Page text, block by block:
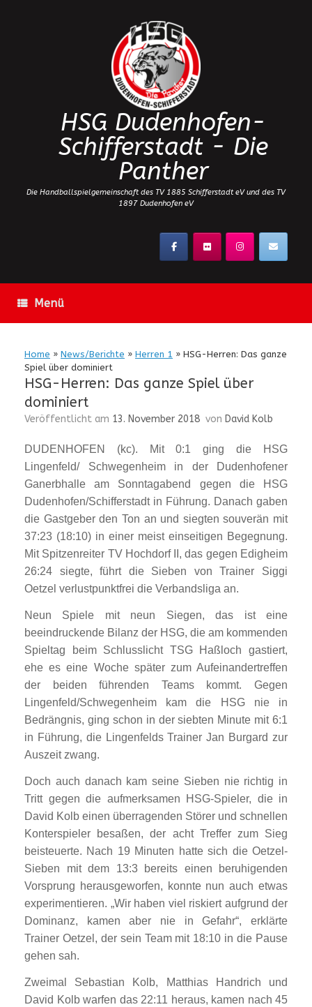
HSG Dudenhofen-
Schifferstadt - Die
Panther
Die Handballspielgemeinschaft des TV 1885 Schifferstadt eV und des TV
1897 Dudenhofen eV
Menü
Home » News/Berichte » Herren 1 » HSG-Herren: Das ganze
Spiel über dominiert
HSG-Herren: Das ganze Spiel über
dominiert
Veröffentlicht am 13. November 2018 von David Kolb
DUDENHOFEN (kc). Mit 0:1 ging die HSG
Lingenfeld/ Schwegenheim in der Dudenhofener
Ganerbhalle am Sonntagabend gegen die HSG
Dudenhofen/Schifferstadt in Führung. Danach gaben
die Gastgeber den Ton an und siegten souverän mit
37:23 (18:10) in einer meist einseitigen Begegnung.
Mit Spitzenreiter TV Hochdorf II, das gegen Edigheim
26:24 siegte, führt die Sieben von Trainer Siggi
Oetzel verlustpunktfrei die Verbandsliga an.
Neun Spiele mit neun Siegen, das ist eine
beeindruckende Bilanz der HSG, die am kommenden
Spieltag beim Schlusslicht TSG Haßloch gastiert,
ehe es eine Woche später zum Aufeinandertreffen
der beiden führenden Teams kommt. Gegen
Lingenfeld/Schwegenheim kam die HSG nie in
Bedrängnis, ging schon in der siebten Minute mit 6:1
in Führung, die Lingenfelds Trainer Jan Burgard zur
Auszeit zwang.
Doch auch danach kam seine Sieben nie richtig in
Tritt gegen die aufmerksamen HSG-Spieler, die in
David Kolb einen überragenden Störer und schnellen
Konterspieler besaßen, der acht Treffer zum Sieg
beisteuerte. Nach 19 Minuten hatte sich die Oetzel-
Sieben mit dem 13:3 bereits einen beruhigenden
Vorsprung herausgeworfen, konnte nun auch etwas
experimentieren. „Wir haben viel riskiert aufgrund der
Dominanz, kamen aber nie in Gefahr“, erklärte
Trainer Oetzel, der sein Team mit 18:10 in die Pause
gehen sah.
Zweimal Sebastian Kolb, Matthias Handrich und
David Kolb warfen das 22:11 heraus, kamen nach 45